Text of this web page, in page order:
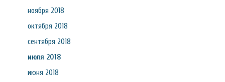
ноября 2018
октября 2018
сентября 2018
июля 2018
июня 2018